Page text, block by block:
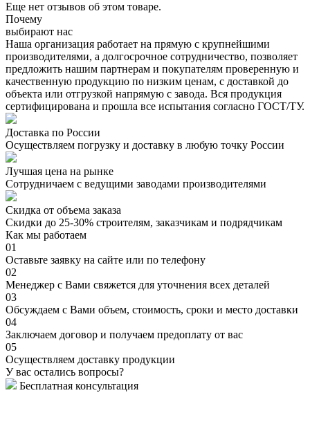
Еще нет отзывов об этом товаре.
Почему
выбирают нас
Наша организация работает на прямую с крупнейшими
производителями, а долгосрочное сотрудничество, позволяет
предложить нашим партнерам и покупателям проверенную и
качественную продукцию по низким ценам, с доставкой до
объекта или отгрузкой напрямую с завода. Вся продукция
сертифицирована и прошла все испытания согласно ГОСТ/ТУ.
Доставка по России
Осуществляем погрузку и доставку в любую точку России
Лучшая цена на рынке
Сотрудничаем с ведущими заводами производителями
Скидка от объема заказа
Скидки до 25-30% строителям, заказчикам и подрядчикам
Как мы работаем
01
Оставьте заявку на сайте или по телефону
02
Менеджер с Вами свяжется для уточнения всех деталей
03
Обсуждаем с Вами объем, стоимость, сроки и место доставки
04
Заключаем договор и получаем предоплату от вас
05
Осуществляем доставку продукции
У вас остались вопросы?
Бесплатная консультация